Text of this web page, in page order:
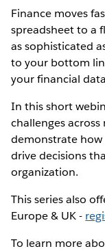
Finance moves
spreadsheet to a
as sophisticated
to your bottom
your financial
In this short
challenges
demonstrate
drive decisions
organization.
This series also
Europe & UK -
To learn more